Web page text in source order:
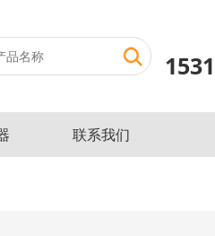
联系我们